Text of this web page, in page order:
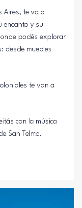
Aires, te va a
encanto y su
podés explorar
desde muebles
te van a
con la música
San Telmo.